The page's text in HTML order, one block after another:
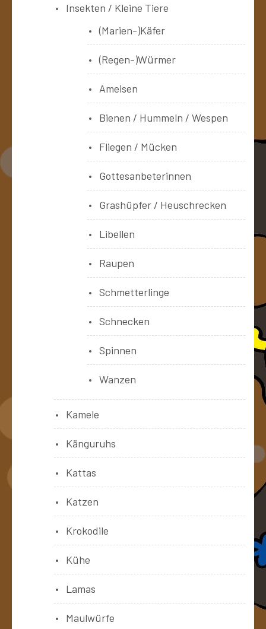
Insekten / Kleine Tiere
(Marien-)Käfer
(Regen-)Würmer
Ameisen
Bienen / Hummeln / Wespen
Fliegen / Mücken
Gottesanbeterinnen
Grashüpfer / Heuschrecken
Libellen
Raupen
Schmetterlinge
Schnecken
Spinnen
Wanzen
Kamele
Känguruhs
Kattas
Katzen
Krokodile
Kühe
Lamas
Maulwürfe